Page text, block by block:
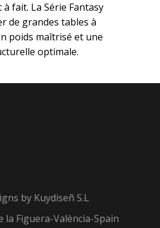
à fait. La Série Fantasy
de grandes tables à
poids maîtrisé et une
optimale.
by Kuydiseñ S.L
la Figuera-València-Spain